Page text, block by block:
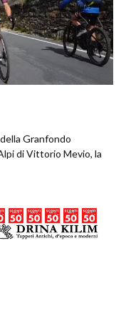
Granfondo
di Vittorio Mevio, la